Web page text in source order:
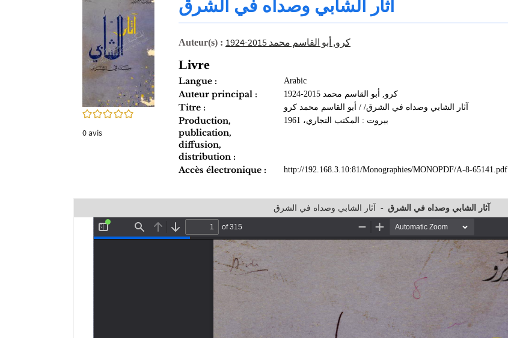
0/5
0avis
آثار الشابي وصداه في الشرق
Auteur(s) : كرو, أبو القاسم محمد 2015-1924
Livre
Langue : Arabic
Auteur principal : كرو, أبو القاسم محمد 2015-1924
Titre : آثار الشابي وصداه في الشرق/ / أبو القاسم محمد كرو
Production,
publication,
diffusion,
distribution :
بيروت : المكتب التجاري، 1961
Accès électronique : http://192.168.3.10:81/Monographies/MONOPDF/A-8-65141.pdf
آثار الشابي وصداه في الشرق - آثار الشابي وصداه في الشرق